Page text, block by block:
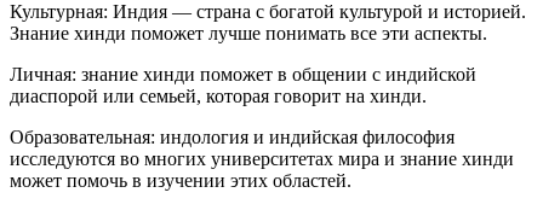
Культурная: Индия — страна с богатой культурой и историей.
Знание хинди поможет лучше понимать все эти аспекты.
Личная: знание хинди поможет в общении с индийской
диаспорой или семьей, которая говорит на хинди.
Образовательная: индология и индийская философия
исследуются во многих университетах мира и знание хинди
может помочь в изучении этих областей.